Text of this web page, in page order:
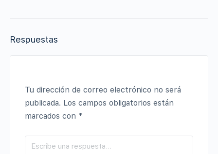
Respuestas
Tu dirección de correo electrónico no será
publicada. Los campos obligatorios están
marcados con *